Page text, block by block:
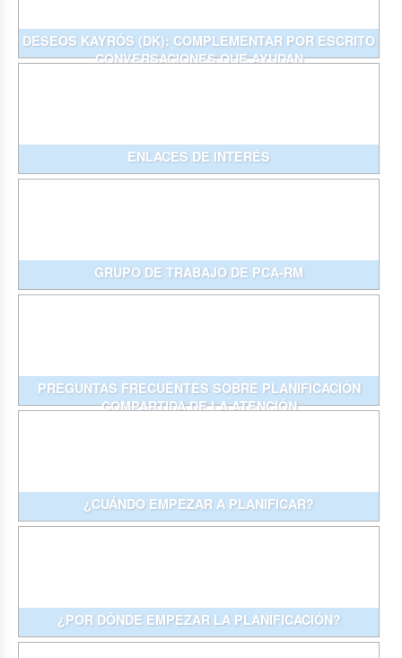
DESEOS KAYRÓS (DK): COMPLEMENTAR POR ESCRITO
CONVERSACIONES QUE AYUDAN
ENLACES DE INTERÉS
GRUPO DE TRABAJO DE PCA-RM
PREGUNTAS FRECUENTES SOBRE PLANIFICACIÓN
COMPARTIDA DE LA ATENCIÓN
¿CUÁNDO EMPEZAR A PLANIFICAR?
¿POR DÓNDE EMPEZAR LA PLANIFICACIÓN?